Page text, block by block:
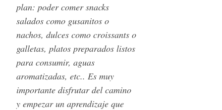
plan: poder comer snacks
salados como gusanitos o
nachos, dulces como croissants o
galletas, platos preparados listos
para consumir, aguas
aromatizadas, etc.. Es muy
importante disfrutar del camino
y empezar un aprendizaje que